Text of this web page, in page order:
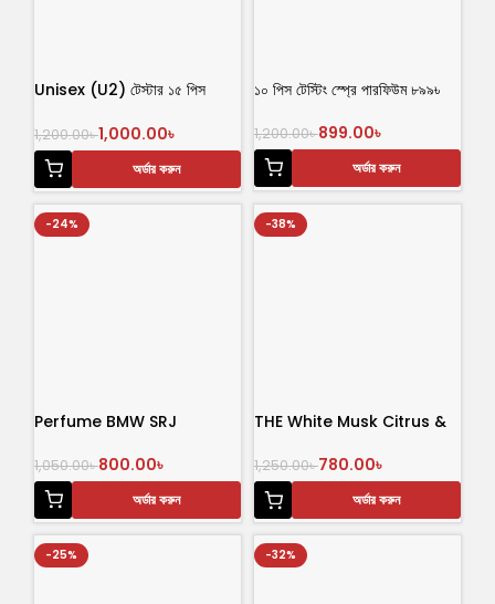
Unisex (U2) টেস্টার ১৫ পিস
1,200.00৳1,000.00৳
অর্ডার করুন
১০ পিস টেস্টিং স্প্রে পারফিউম ৮৯৯৳
1,200.00৳899.00৳
অর্ডার করুন
-24%
Perfume BMW SRJ
1,050.00৳800.00৳
অর্ডার করুন
-38%
THE White Musk Citrus &
Perfume
1,250.00৳780.00৳
অর্ডার করুন
-25% -32%